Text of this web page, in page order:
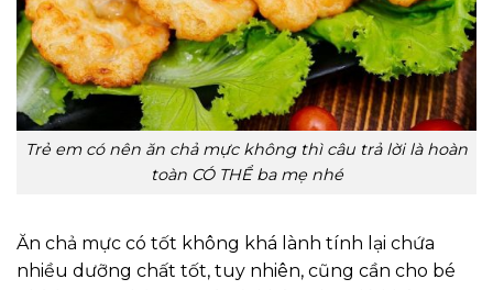
Trẻ em có nên ăn chả mực không thì câu trả lời là hoàn
toàn CÓ THỂ ba mẹ nhé
Ăn chả mực có tốt không khá lành tính lại chứa
nhiều dưỡng chất tốt, tuy nhiên, cũng cần cho bé